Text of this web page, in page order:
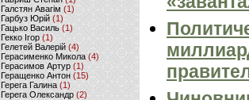
Галстян Авагім (1)
Гарбуз Юрій (1)
Гацько Василь (1)
Гекко Ігор(1)
Гелетей Валерій (4)
Герасименко Микола (4)
Герасимов Артур (1)
Геращенко Антон(15)
Герега Галина (1)
Герега Олександр (2)